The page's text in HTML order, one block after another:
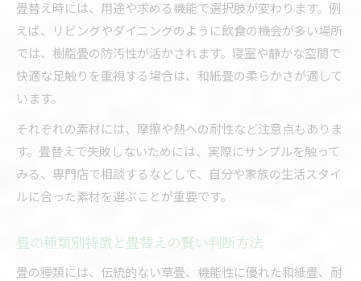
畳替え時には、用途や求める機能で選択肢が変わります。例
えば、リビングやダイニングのように飲食の機会が多い場所
では、樹脂畳の防汚性が活かされます。寝室や静かな空間で
快適な足触りを重視する場合は、和紙畳の柔らかさが適して
います。
それぞれの素材には、摩擦や熱への耐性など注意点もありま
す。畳替えで失敗しないためには、実際にサンプルを触って
みる、専門店で相談するなどして、自分や家族の生活スタイ
ルに合った素材を選ぶことが重要です。
畳の種類別特徴と畳替えの賢い判断方法
畳の種類には、伝統的ない草畳、機能性に優れた和紙畳、耐